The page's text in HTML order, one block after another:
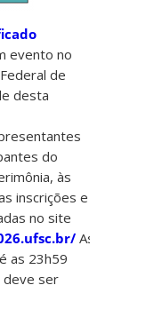
evento no
de
desta
do
às
inscrições e
no site
As
as 23h59
deve ser